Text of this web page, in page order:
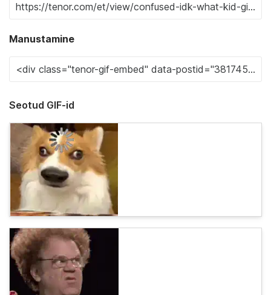
Manustamine
Seotud GIF-id